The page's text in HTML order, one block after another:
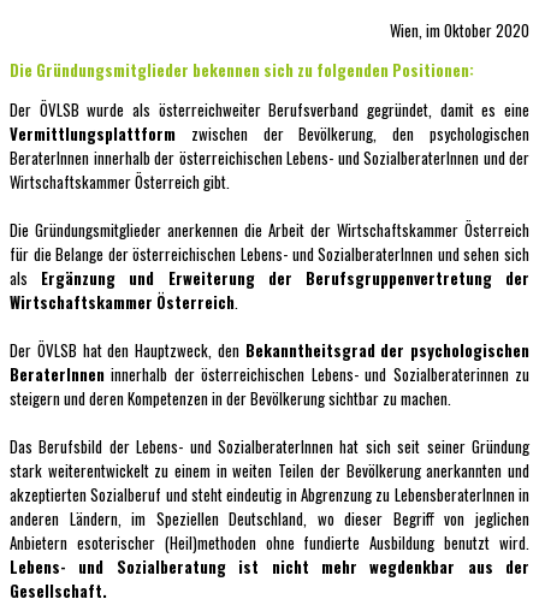
Wien, im Oktober 2020
Die Gründungsmitglieder bekennen sich zu folgenden Positionen:
Der ÖVLSB wurde als österreichweiter Berufsverband gegründet, damit es eine
Vermittlungsplattform zwischen der Bevölkerung, den psychologischen
BeraterInnen innerhalb der österreichischen Lebens- und SozialberaterInnen und der
Wirtschaftskammer Österreich gibt.
Die Gründungsmitglieder anerkennen die Arbeit der Wirtschaftskammer Österreich
für die Belange der österreichischen Lebens- und SozialberaterInnen und sehen sich
als Ergänzung und Erweiterung der Berufsgruppenvertretung der
Wirtschaftskammer Österreich.
Der ÖVLSB hat den Hauptzweck, den Bekanntheitsgrad der psychologischen
BeraterInnen innerhalb der österreichischen Lebens- und Sozialberaterinnen zu
steigern und deren Kompetenzen in der Bevölkerung sichtbar zu machen.
Das Berufsbild der Lebens- und SozialberaterInnen hat sich seit seiner Gründung
stark weiterentwickelt zu einem in weiten Teilen der Bevölkerung anerkannten und
akzeptierten Sozialberuf und steht eindeutig in Abgrenzung zu LebensberaterInnen in
anderen Ländern, im Speziellen Deutschland, wo dieser Begriff von jeglichen
Anbietern esoterischer (Heil)methoden ohne fundierte Ausbildung benutzt wird.
Lebens- und Sozialberatung ist nicht mehr wegdenkbar aus der
Gesellschaft.